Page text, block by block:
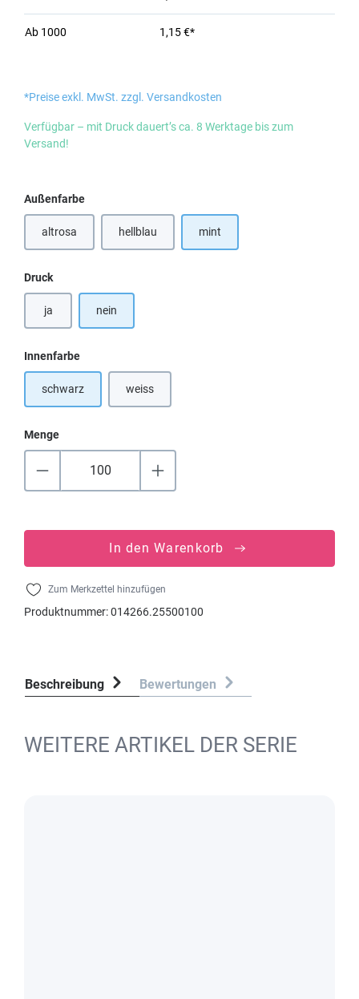
Ab 1000 1,15 €*
*Preise exkl. MwSt. zzgl. Versandkosten
Verfügbar – mit Druck dauert’s ca. 8 Werktage bis zum
Versand!
Außenfarbeauswählen
altrosa hellblau(Diese Option ist zurzeit nicht verfügbar.)
mint
Druckauswählen
ja nein
Innenfarbeauswählen
schwarz weiss(Diese Option ist zurzeit nicht verfügbar.)
Menge
In den Warenkorb
Zum Merkzettel hinzufügen
Produktnummer:014266.25500100
Beschreibung Bewertungen
WEITERE ARTIKEL DER SERIE